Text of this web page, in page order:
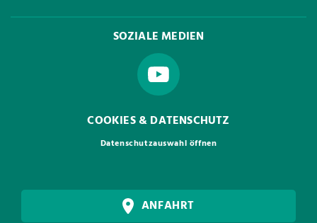
SOZIALE MEDIEN
COOKIES & DATENSCHUTZ
Datenschutzauswahl öffnen
ANFAHRT